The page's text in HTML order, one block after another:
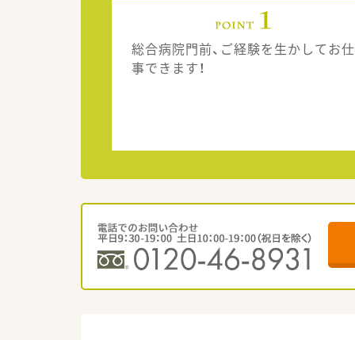
総合病院門前、ご経験を生かしてお仕
事できます！